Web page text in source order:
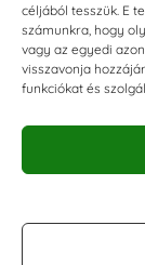
céljából tesszük. E
számunkra, hogy
vagy az egyedi
visszavonja
funkciókat és
KAPCSOLAT
E-mail:
Telefon: +36 30
KÖZÖSSÉGI